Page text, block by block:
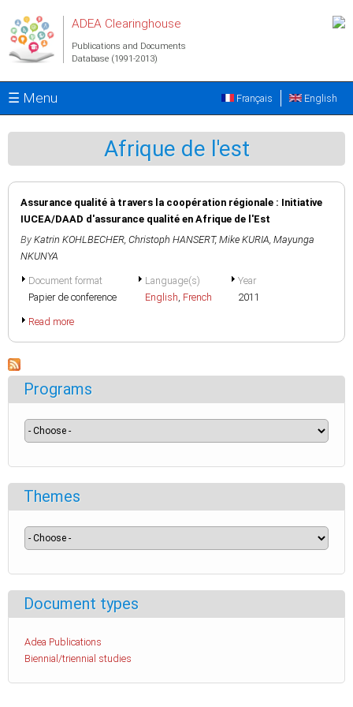
ADEA Clearinghouse
Publications and Documents
Database (1991-2013)
☰ Menu English
Français
Afrique de l'est
Assurance qualité à travers la coopération régionale : Initiative
IUCEA/DAAD d'assurance qualité en Afrique de l'Est
By Katrin KOHLBECHER, Christoph HANSERT, Mike KURIA, Mayunga
NKUNYA
Document format
Papier de conference
Language(s)
English, French
Year
2011
Read more
Programs
Themes
Document types
Adea Publications
Biennial/triennial studies